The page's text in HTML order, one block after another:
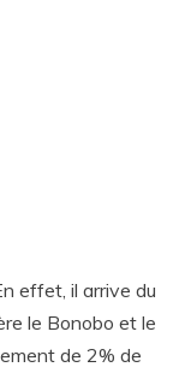
effet, il arrive du
le Bonobo et le
de 2% de